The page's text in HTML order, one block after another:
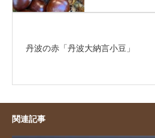
丹波の赤「丹波大納言小豆」
関連記事